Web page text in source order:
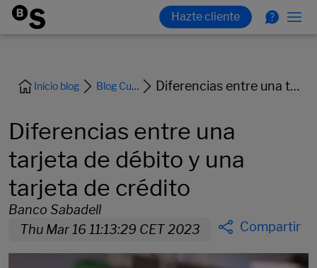
Inicio blog Blog Cuentas y Tarjetas Diferencias entre una tarjeta de débito y una tarjeta de crédito
Diferencias entre una
tarjeta de débito y una
tarjeta de crédito
Banco Sabadell
Thu Mar 16 11:13:29 CET 2023
Compartir